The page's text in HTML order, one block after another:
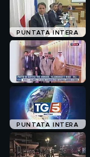
PUNTATA INTERA
PUNTATA INTERA